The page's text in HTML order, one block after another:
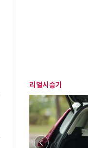
리얼시승기